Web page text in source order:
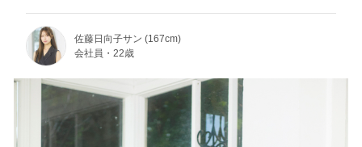
佐藤日向子サン (167cm)
会社員・22歳